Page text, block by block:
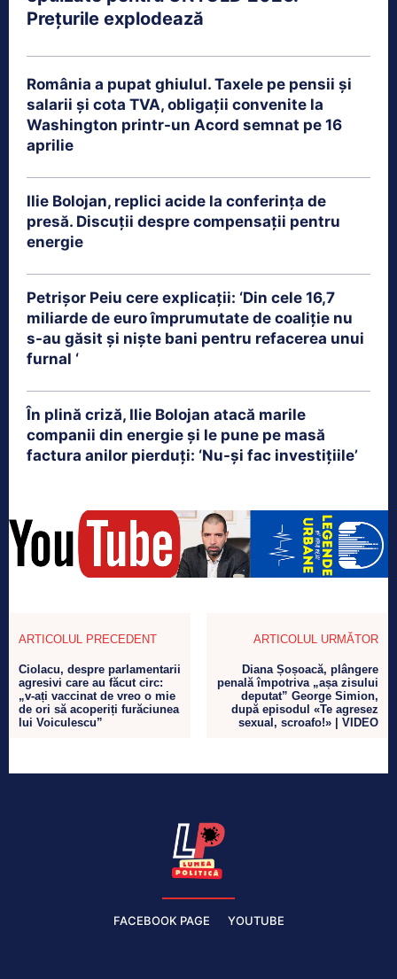
Prețurile explodează
România a pupat ghiulul. Taxele pe pensii și
salarii și cota TVA, obligații convenite la
Washington printr-un Acord semnat pe 16
aprilie
Ilie Bolojan, replici acide la conferința de
presă. Discuții despre compensații pentru
energie
Petrişor Peiu cere explicații: ‘Din cele 16,7
miliarde de euro împrumutate de coaliţie nu
s-au găsit şi nişte bani pentru refacerea unui
furnal ‘
În plină criză, Ilie Bolojan atacă marile
companii din energie și le pune pe masă
factura anilor pierduți: ‘Nu-și fac investițiile’
ARTICOLUL PRECEDENT
Ciolacu, despre parlamentarii
agresivi care au făcut circ:
„v-ați vaccinat de vreo o mie
de ori să acoperiți furăciunea
lui Voiculescu”
ARTICOLUL URMĂTOR
Diana Șoșoacă, plângere
penală împotriva „așa zisului
deputat” George Simion,
după episodul «Te agresez
sexual, scroafo!» | VIDEO
FACEBOOK PAGE YOUTUBE